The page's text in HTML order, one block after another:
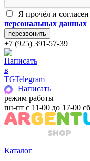
Я прочёл и
персональных данных
+7 (925) 391-57-39
Telegram
Написать
режим работы
пн-пт с 11-00 до 17-00
Каталог